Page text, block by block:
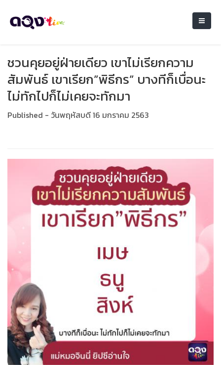
ชวนคุยอยู่ฝ่ายเดียว เขาไม่เรียกความ
สัมพันธ์ เขาเรียก”พิธีกร” บางทีก็เบื่อนะ
ไม่ทักไปก็ไม่เคยจะทักมา
Published - วันพฤหัสบดี 16 มกราคม 2563